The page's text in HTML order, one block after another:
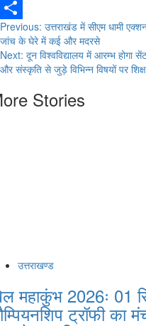
Email
Share
Post
navigation
Previous: उत्तराखंड में सीएम धामी
जांच के घेरे में कई और मदरसे
Next: दून विश्वविद्यालय में आरम्भ होगा
और संस्कृति से जुड़े विभिन्न विषयों पर
Stories
उत्तराखण्ड
महाकुंभ 2026ः 01
ट्रॉफी का